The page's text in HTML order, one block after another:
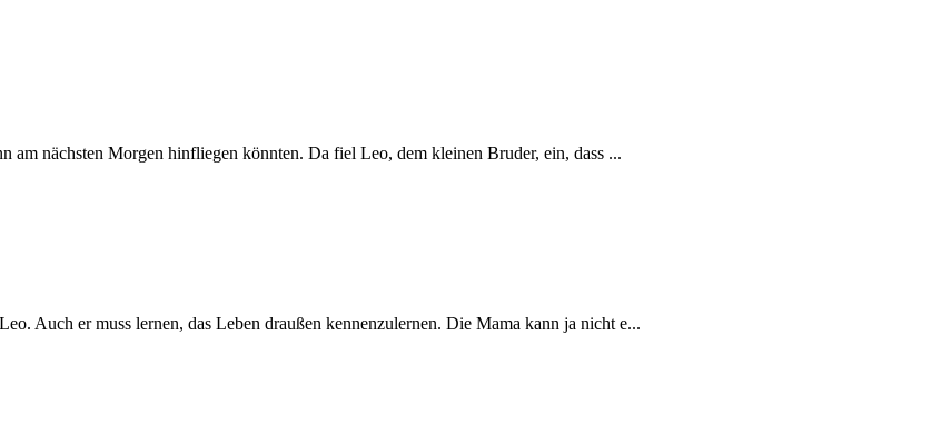
am nächsten Morgen hinfliegen könnten. Da fiel Leo, dem kleinen Bruder, ein, dass ...
Auch er muss lernen, das Leben draußen kennenzulernen. Die Mama kann ja nicht e...